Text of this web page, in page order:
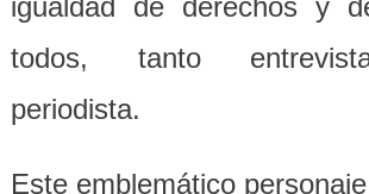
todos, tanto
periodista.
Este emblemático